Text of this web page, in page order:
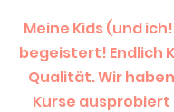
Meine Kids (und
begeistert! Endlich
Qualität. Wir
Kurse